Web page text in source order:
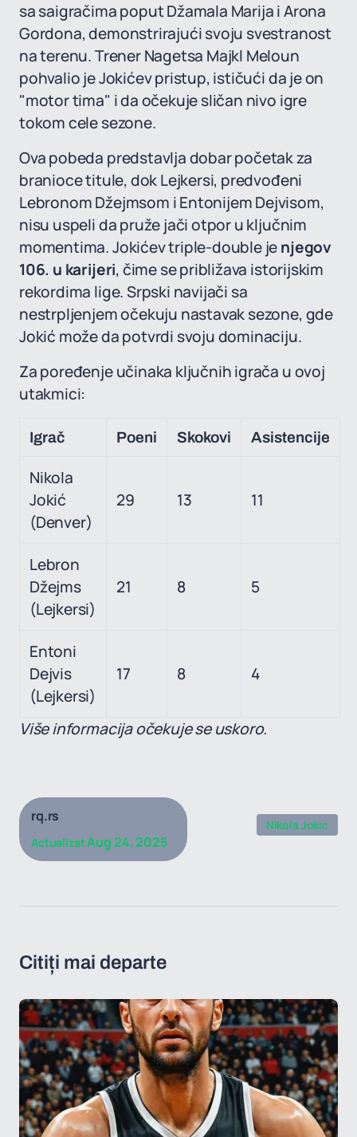
sa saigračima poput Džamala Marija i Arona
Gordona, demonstrirajući svoju svestranost
na terenu. Trener Nagetsa Majkl Meloun
pohvalio je Jokićev pristup, ističući da je on
"motor tima" i da očekuje sličan nivo igre
tokom cele sezone.
Ova pobeda predstavlja dobar početak za
branioce titule, dok Lejkersi, predvođeni
Lebronom Džejmsom i Entonijem Dejvisom,
nisu uspeli da pruže jači otpor u ključnim
momentima. Jokićev triple-double jenjegov
106. u karijeri, čime se približava istorijskim
rekordima lige. Srpski navijači sa
nestrpljenjem očekuju nastavak sezone, gde
Jokić može da potvrdi svoju dominaciju.
Za poređenje učinaka ključnih igrača u ovoj
utakmici:
Igrač Poeni Skokovi Asistencije
Nikola
Jokić
(Denver)
29 13 11
Lebron
Džejms
(Lejkersi)
21 8 5
Entoni
Dejvis
(Lejkersi)
17 8 4
Više informacija očekuje se uskoro.
rq.rs
ActualizatAug 24, 2025
Nikola Jokic
Citiți mai departe